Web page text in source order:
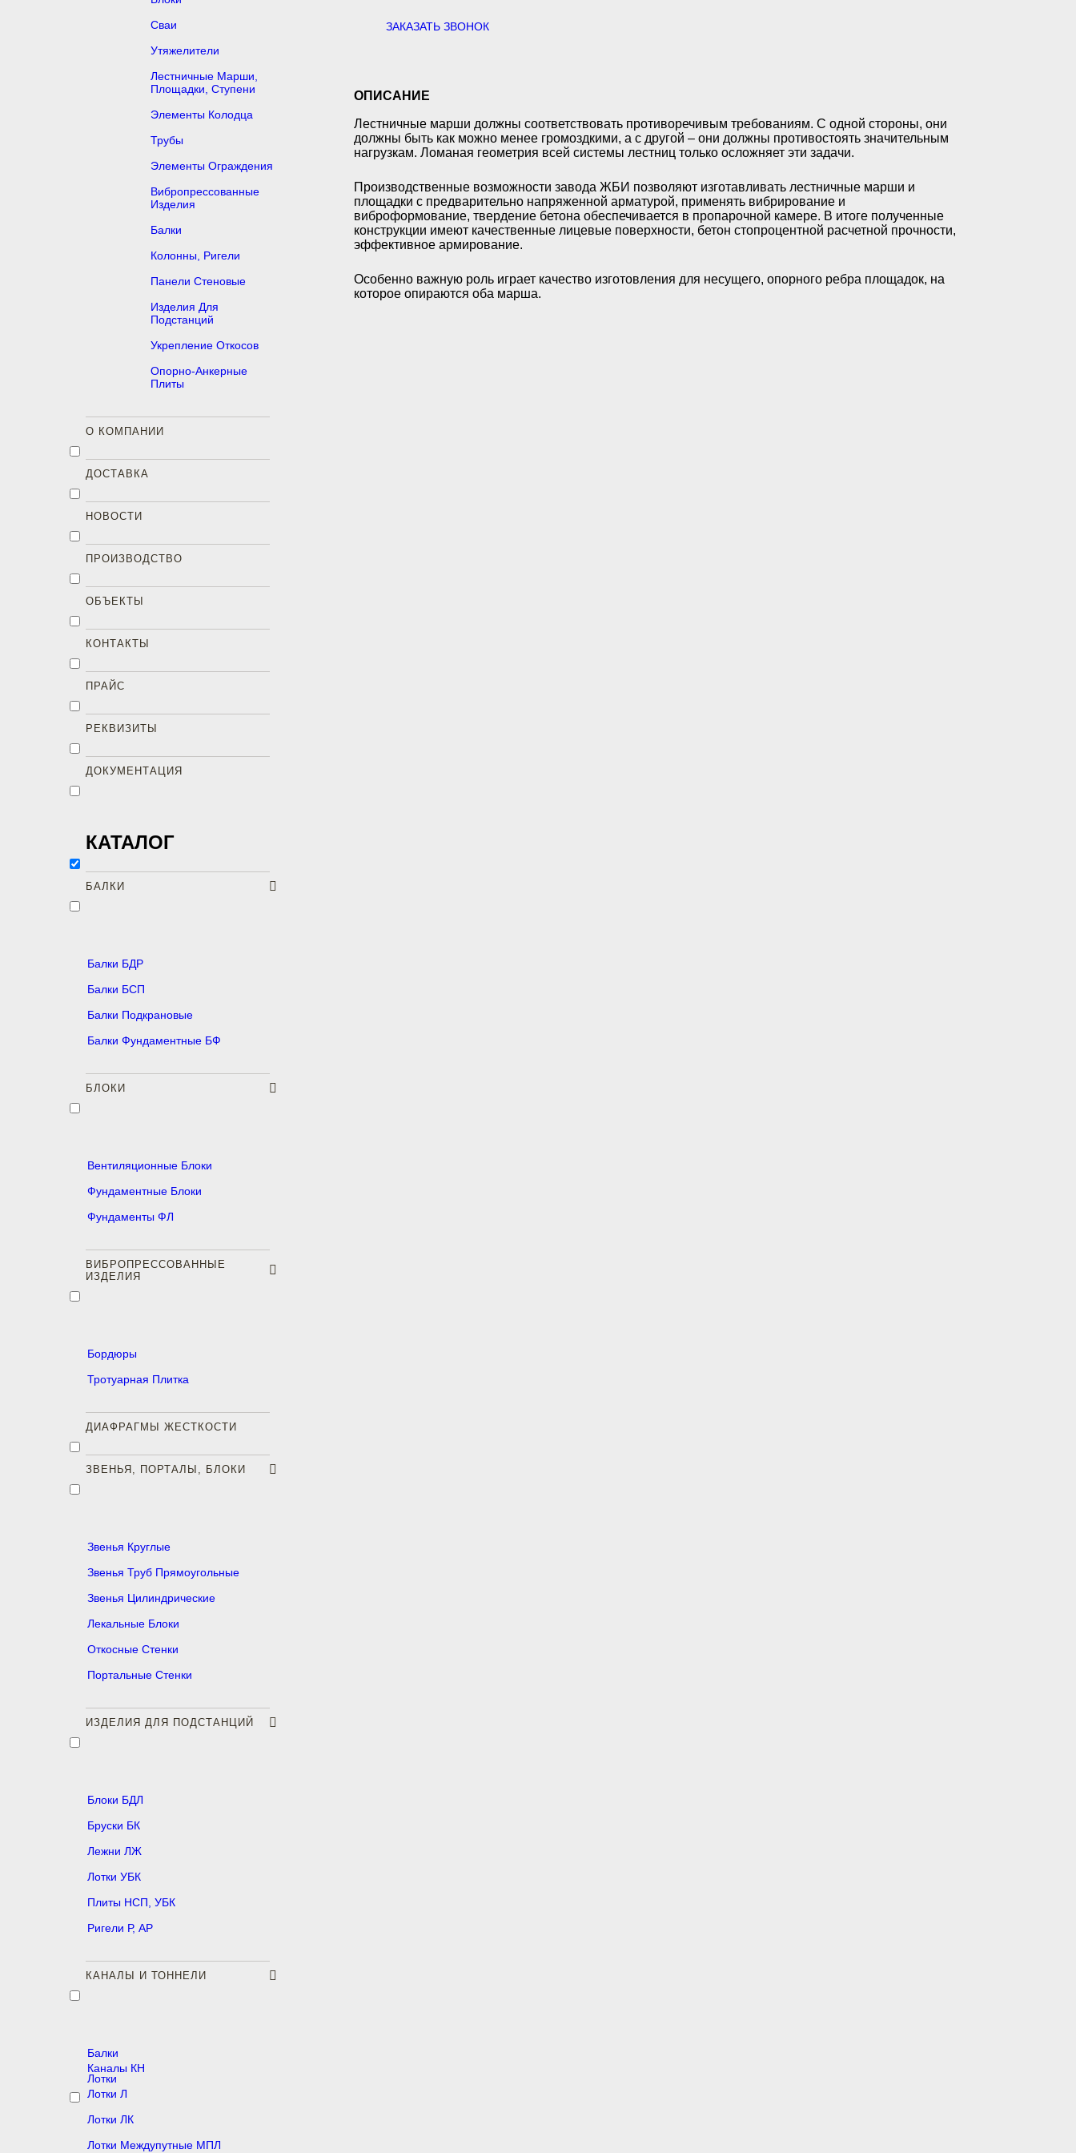
ЗАКАЗАТЬ ЗВОНОК
ОПИСАНИЕ
Лестничные марши должны соответствовать противоречивым требованиям. С одной стороны, они
должны быть как можно менее громоздкими, а с другой – они должны противостоять значительным
нагрузкам. Ломаная геометрия всей системы лестниц только осложняет эти задачи.
Производственные возможности завода ЖБИ позволяют изготавливать лестничные марши и
площадки с предварительно напряженной арматурой, применять вибрирование и
виброформование, твердение бетона обеспечивается в пропарочной камере. В итоге полученные
конструкции имеют качественные лицевые поверхности, бетон стопроцентной расчетной прочности,
эффективное армирование.
Особенно важную роль играет качество изготовления для несущего, опорного ребра площадок, на
которое опираются оба марша.
Сваи
Утяжелители
Лестничные Марши,
Площадки, Ступени
Элементы Колодца
Трубы
Элементы Ограждения
Вибропрессованные
Изделия
Балки
Колонны, Ригели
Панели Стеновые
Изделия Для
Подстанций
Укрепление Откосов
Опорно-Анкерные
Плиты
О КОМПАНИИ
ДОСТАВКА
НОВОСТИ
ПРОИЗВОДСТВО
ОБЪЕКТЫ
КОНТАКТЫ
ПРАЙС
РЕКВИЗИТЫ
ДОКУМЕНТАЦИЯ
КАТАЛОГ
БАЛКИ
Балки БДР
Балки БСП
Балки Подкрановые
Балки Фундаментные БФ
БЛОКИ
Вентиляционные Блоки
Фундаментные Блоки
Фундаменты ФЛ
ВИБРОПРЕССОВАННЫЕ
ИЗДЕЛИЯ
Бордюры
Тротуарная Плитка
ДИАФРАГМЫ ЖЕСТКОСТИ
ЗВЕНЬЯ, ПОРТАЛЫ, БЛОКИ
Звенья Круглые
Звенья Труб Прямоугольные
Звенья Цилиндрические
Лекальные Блоки
Откосные Стенки
Портальные Стенки
ИЗДЕЛИЯ ДЛЯ ПОДСТАНЦИЙ
Блоки БДЛ
Бруски БК
Лежни ЛЖ
Лотки УБК
Плиты НСП, УБК
Ригели Р, АР
КАНАЛЫ И ТОННЕЛИ
Балки
Лотки
Каналы КН
Лотки Л
Лотки ЛК
Лотки Междупутные МПЛ